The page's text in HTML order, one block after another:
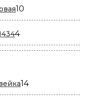
10
товаров
44
товара
1414
товаров